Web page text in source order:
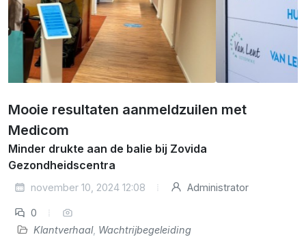
Mooie resultaten aanmeldzuilen met
Medicom
Minder drukte aan de balie bij Zovida
Gezondheidscentra
november 10, 2024 12:08 Administrator
0
Klantverhaal, Wachtrijbegeleiding